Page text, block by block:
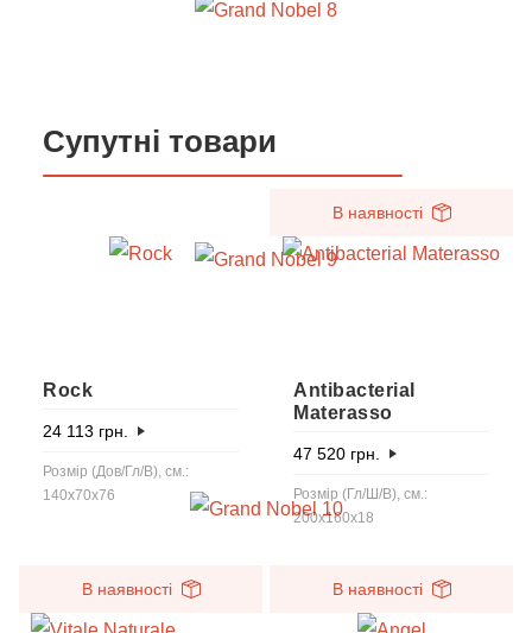
Супутні товари
Rock
24 113 грн.
Розмір (Дов/Гл/В), см.:
140x70x76
В наявності
Antibacterial
Materasso
47 520 грн.
Розмір (Гл/Ш/В), см.:
200x160x18
В наявності В наявності